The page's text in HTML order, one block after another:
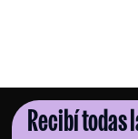
Recibí todas